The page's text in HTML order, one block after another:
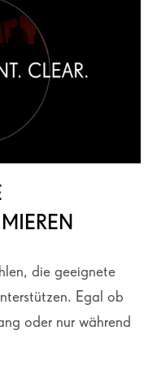
die geeignete
Egal ob
oder nur während